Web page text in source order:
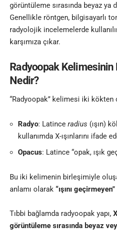
görüntüleme sırasında beyaz ya
Genellikle röntgen, bilgisayarlı
radyolojik incelemelerde
karşımıza çıkar.
Radyoopak
Nedir?
“Radyoopak” kelimesi iki kökten
Radyo: Latince radius (ışın)
kullanımda X-ışınlarını ifade
Opacus: Latince “opak, ışık
Bu iki kelimenin birleşimiyle
anlamı olarak “ışını geçirmeyen”
Tıbbi bağlamda radyoopak yapı,
görüntüleme sırasında beyaz